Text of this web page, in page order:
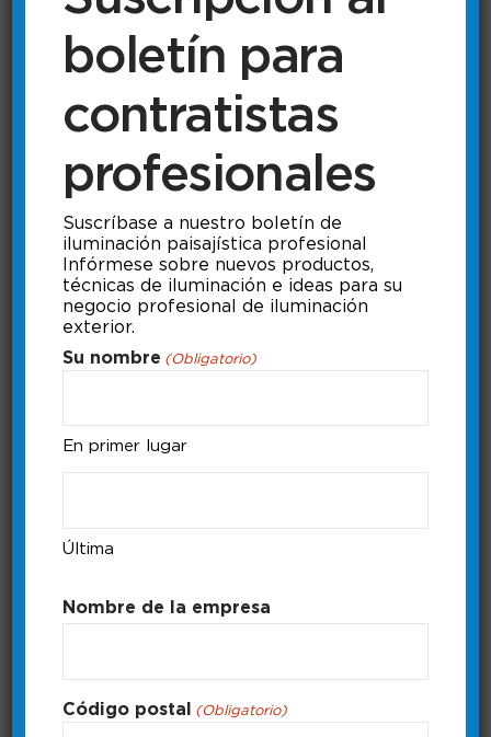
Duración 0:44
Descargar la aplicación bt
en GooglePlay Store para dispositivos
android.
boletín para
contratistas
profesionales
Suscríbase a nuestro boletín de
iluminación paisajística profesional
Infórmese sobre nuevos productos,
técnicas de iluminación e ideas para su
negocio profesional de iluminación
exterior.
Su nombre (Obligatorio)
En primer lugar
Última
Nombre de la empresa
Código postal (Obligatorio)